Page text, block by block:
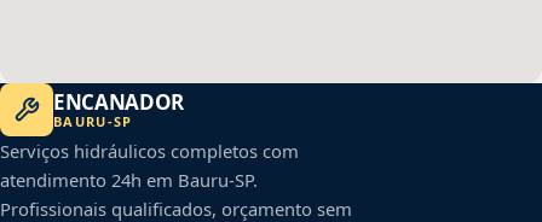
ENCANADOR
BAURU-SP
Serviços hidráulicos completos com
atendimento 24h em Bauru-SP.
Profissionais qualificados, orçamento sem